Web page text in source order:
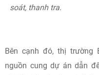
soát, thanh tra.
Bên cạnh đó, thị trường
nguồn cung dự án dẫn